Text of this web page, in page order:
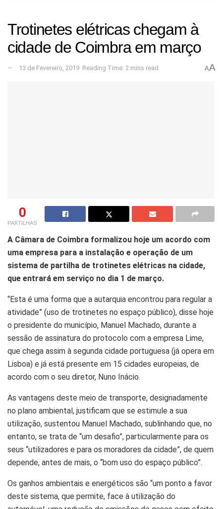
Trotinetes elétricas chegam à
cidade de Coimbra em março
13 de Fevereiro, 2019 Reading Time: 2 mins read AA
0
PARTILHAS
A Câmara de Coimbra formalizou hoje um acordo com
uma empresa para a instalação e operação de um
sistema de partilha de trotinetes elétricas na cidade,
que entrará em serviço no dia 1 de março.
“Esta é uma forma que a autarquia encontrou para regular a
atividade” (uso de trotinetes no espaço público), disse hoje
o presidente do município, Manuel Machado, durante a
sessão de assinatura do protocolo com a empresa Lime,
que chega assim à segunda cidade portuguesa (já opera em
Lisboa) e já está presente em 15 cidades europeias, de
acordo com o seu diretor, Nuno Inácio.
As vantagens deste meio de transporte, designadamente
no plano ambiental, justificam que se estimule a sua
utilização, sustentou Manuel Machado, sublinhando que, no
entanto, se trata de “um desafio”, particularmente para os
seus “utilizadores e para os moradores da cidade”, de quem
depende, antes de mais, o “bom uso do espaço público”.
Os ganhos ambientais e energéticos são “um ponto a favor
deste sistema, que permite, face à utilização do